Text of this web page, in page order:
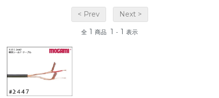
< Prev Next >
全 1 商品 1 - 1 表示